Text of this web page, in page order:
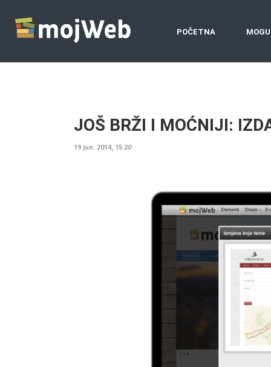
POČETNA
JOŠ BRŽI I MOĆNIJI:
19 jun. 2014, 15:20